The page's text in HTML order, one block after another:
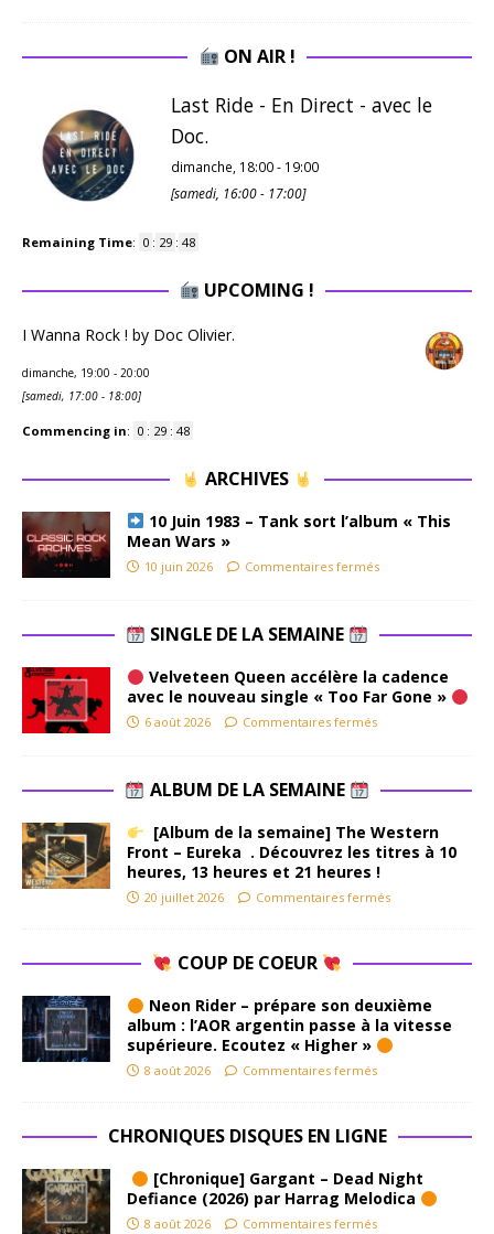
ON AIR !
Last Ride - En Direct - avec le
Doc.
dimanche, 18:00- 19:00
[samedi, 16:00- 17:00]
Remaining Time: 0 : 29 : 48
UPCOMING !
I Wanna Rock ! by Doc Olivier.
dimanche, 19:00 - 20:00
[samedi, 17:00 - 18:00]
Commencing in: 0 : 29 : 48
ARCHIVES
10 Juin 1983 – Tank sort l’album « This
Mean Wars »
10 juin 2026 Commentaires fermés
SINGLE DE LA SEMAINE
Velveteen Queen accélère la cadence
avec le nouveau single « Too Far Gone »
6 août 2026 Commentaires fermés
ALBUM DE LA SEMAINE
[Album de la semaine] The Western
Front – Eureka . Découvrez les titres à 10
heures, 13 heures et 21 heures !
20 juillet 2026 Commentaires fermés
COUP DE COEUR
Neon Rider – prépare son deuxième
album : l’AOR argentin passe à la vitesse
supérieure. Ecoutez « Higher »
8 août 2026 Commentaires fermés
CHRONIQUES DISQUES EN LIGNE
[Chronique] Gargant – Dead Night
Defiance (2026) par Harrag Melodica
8 août 2026 Commentaires fermés